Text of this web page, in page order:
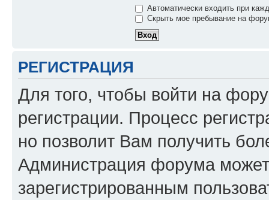
Автоматически входить при
Скрыть мое пребывание на
РЕГИСТРАЦИЯ
Для того, чтобы войти на
регистрации. Процесс
но позволит Вам получить
Администрация форума может
зарегистрированным